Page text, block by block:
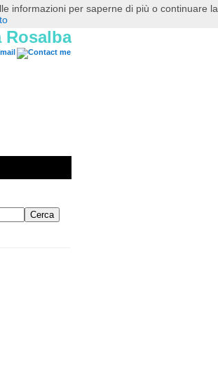
Rosalba
informazioni per saperne di più o continuare la